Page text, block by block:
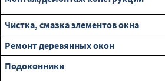
Чистка, смазка элементов окна
Ремонт деревянных окон
Подоконники